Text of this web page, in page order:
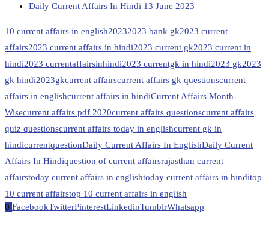
Daily Current Affairs In Hindi 13 June 2023
10 current affairs in english20232023 bank gk2023 current
affairs2023 current affairs in hindi2023 current gk2023 current in
hindi2023 currentaffairsinhindi2023 currentgk in hindi2023 gk2023
gk hindi2023gkcurrent affairscurrent affairs gk questionscurrent
affairs in englishcurrent affairs in hindiCurrent Affairs Month-
Wisecurrent affairs pdf 2020current affairs questionscurrent affairs
quiz questionscurrent affairs today in englishcurrent gk in
hindicurrentquestionDaily Current Affairs In EnglishDaily Current
Affairs In Hindiquestion of current affairsrajasthan current
affairstoday current affairs in englishtoday current affairs in hinditop
10 current affairstop 10 current affairs in english
0 FacebookTwitterPinterestLinkedinTumblrWhatsapp